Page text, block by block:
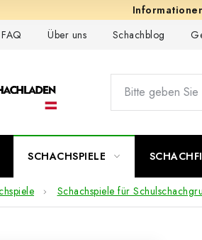
FAQ Über uns Schachblog
SCHACHSPIELE
Schachspiele für